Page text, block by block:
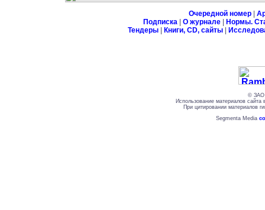
Очередной номер
Подписка| О журнале|
Нормы.
Тендеры
Книги, CD, сайты
© ЗАО
Использование материалов
При цитировании материалов
Segmenta Media